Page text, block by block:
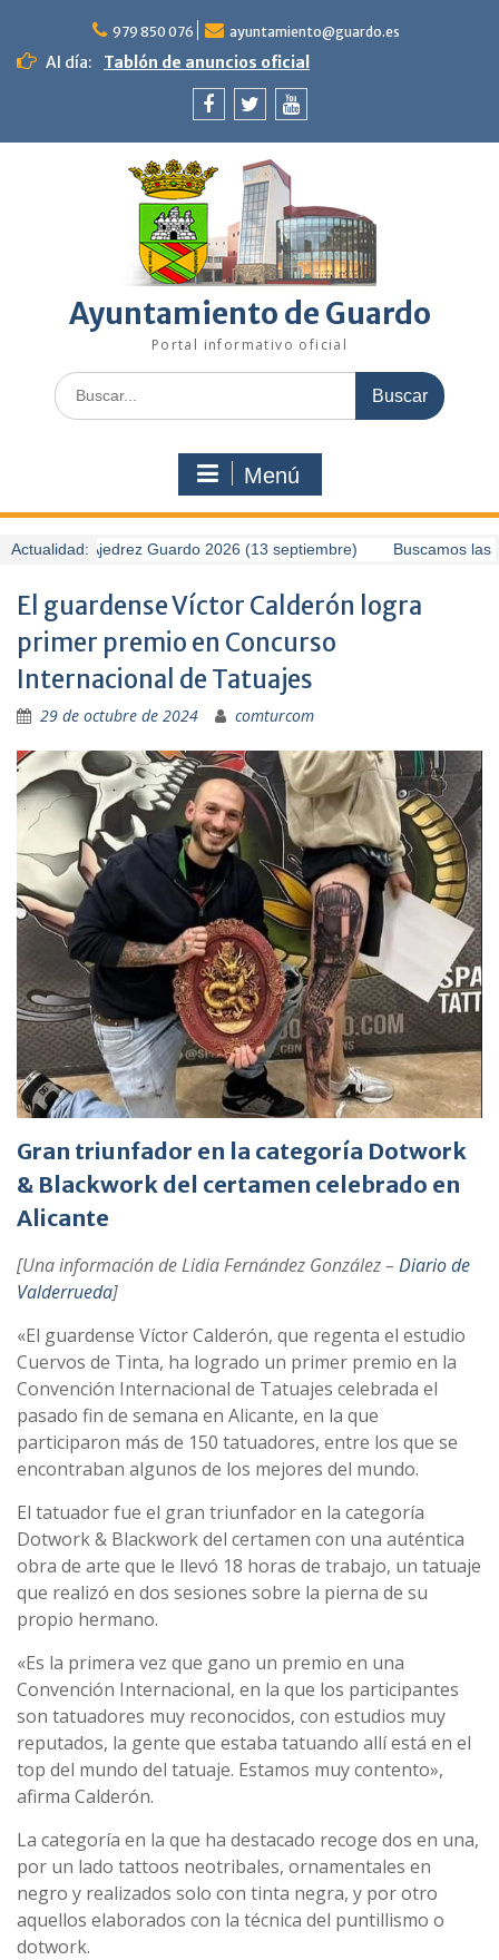
contenido
979 850 076 ayuntamiento@guardo.es
Al día: Tablón de anuncios oficial
Ayuntamiento de Guardo
Portal informativo oficial
Buscar:
Menú
Actualidad:de Ajedrez Guardo 2026 (13 septiembre) Buscamos las
El guardense Víctor Calderón logra
primer premio en Concurso
Internacional de Tatuajes
29 de octubre de 2024 comturcom
Gran triunfador en la categoría Dotwork
& Blackwork del certamen celebrado en
Alicante
[Una información de Lidia Fernández González – Diario de
Valderrueda]
«El guardense Víctor Calderón, que regenta el estudio
Cuervos de Tinta, ha logrado un primer premio en la
Convención Internacional de Tatuajes celebrada el
pasado fin de semana en Alicante, en la que
participaron más de 150 tatuadores, entre los que se
encontraban algunos de los mejores del mundo.
El tatuador fue el gran triunfador en la categoría
Dotwork & Blackwork del certamen con una auténtica
obra de arte que le llevó 18 horas de trabajo, un tatuaje
que realizó en dos sesiones sobre la pierna de su
propio hermano.
«Es la primera vez que gano un premio en una
Convención Internacional, en la que los participantes
son tatuadores muy reconocidos, con estudios muy
reputados, la gente que estaba tatuando allí está en el
top del mundo del tatuaje. Estamos muy contento»,
afirma Calderón.
La categoría en la que ha destacado recoge dos en una,
por un lado tattoos neotribales, ornamentales en
negro y realizados solo con tinta negra, y por otro
aquellos elaborados con la técnica del puntillismo o
dotwork.